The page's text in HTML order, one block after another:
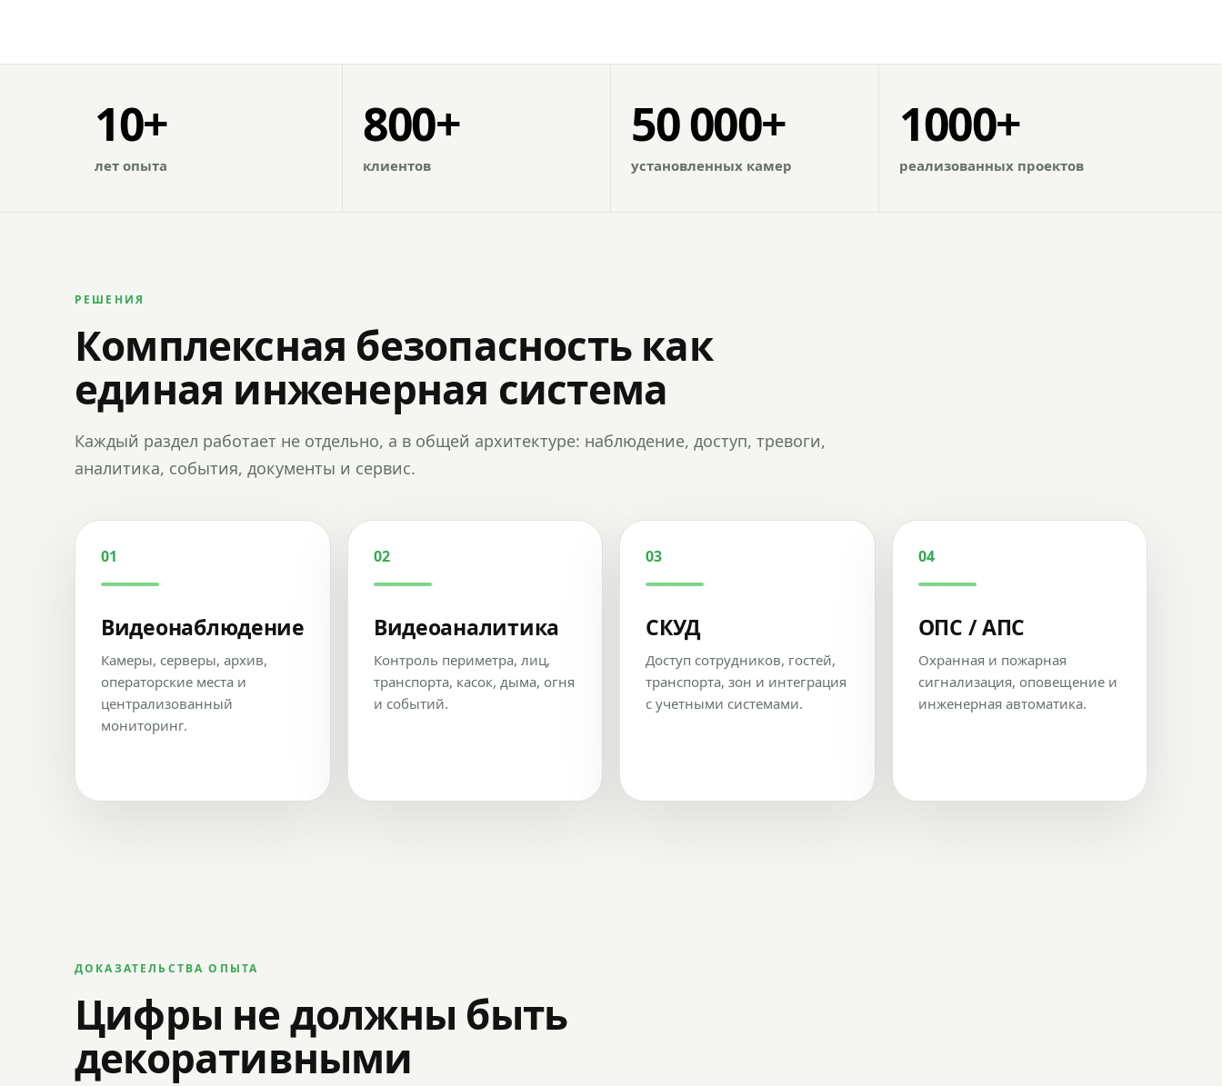
10+
лет опыта
800+
клиентов
50 000+
установленных камер
1000+
реализованных проектов
РЕШЕНИЯ
Комплексная безопасность как
единая инженерная система
Каждый раздел работает не отдельно, а в общей архитектуре: наблюдение, доступ, тревоги,
аналитика, события, документы и сервис.
01
Видеонаблюдение
Камеры, серверы, архив,
операторские места и
централизованный
мониторинг.
02
Видеоаналитика
Контроль периметра, лиц,
транспорта, касок, дыма, огня
и событий.
03
СКУД
Доступ сотрудников, гостей,
транспорта, зон и интеграция
с учетными системами.
04
ОПС / АПС
Охранная и пожарная
сигнализация, оповещение и
инженерная автоматика.
ДОКАЗАТЕЛЬСТВА ОПЫТА
Цифры не должны быть
декоративными